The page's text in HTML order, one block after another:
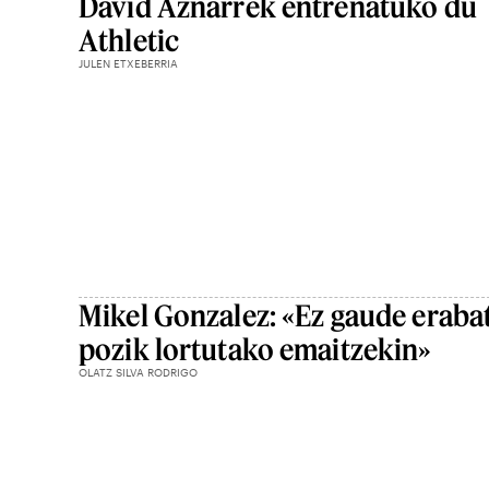
Athletic
JULEN ETXEBERRIA
Mikel Gonzalez: «Ez gaude
pozik lortutako emaitzekin»
OLATZ SILVA RODRIGO